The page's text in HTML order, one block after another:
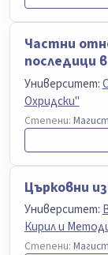
Частни
последици
Университет:
Охридски"
Степени:
Църковни
Университет:
Кирил и
Степени: